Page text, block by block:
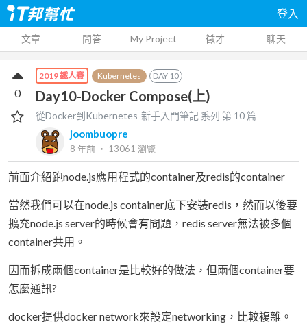
登入
文章 問答 My Project 徵才 聊天
2019 鐵人賽 Kubernetes DAY 10
Day10-Docker Compose(上)
從Docker到Kubernetes-新手入門筆記 系列 第 10 篇
joombuopre
8 年前 ‧ 13061 瀏覽
0
前面介紹跑node.js應用程式的container及redis的container
當然我們可以在node.js container底下安裝redis，然而以後要
擴充node.js server的時候會有問題，redis server無法被多個
container共用。
因而拆成兩個container是比較好的做法，但兩個container要
怎麼通訊?
docker提供docker network來設定networking，比較複雜。